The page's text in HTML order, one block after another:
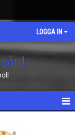
LOGGA IN